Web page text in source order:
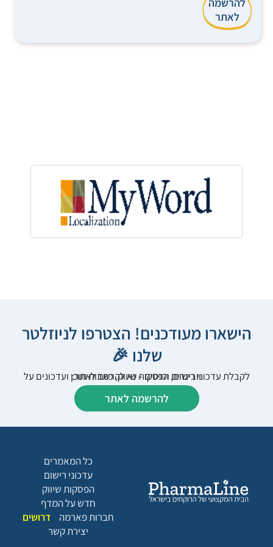
להרשמה
לאתר
הישארו מעודכנים! הצטרפו לניוזלטר
שלנו 🎉
לקבלת עדכוני רישום, הפסקות שיווק, כתבות תוכן ועדכונים על וובינרים וכנסים – נא להרשם לאתר:
להרשמה לאתר
כל המאמרים
עדכוני רישום
הפסקות שיווק
חדש על המדף
חברות פארמה
דרושים
יצירת קשר